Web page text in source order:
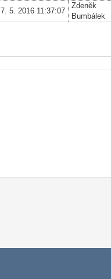
7. 5. 2016 11:37:07
Zdeněk
Bumbálek